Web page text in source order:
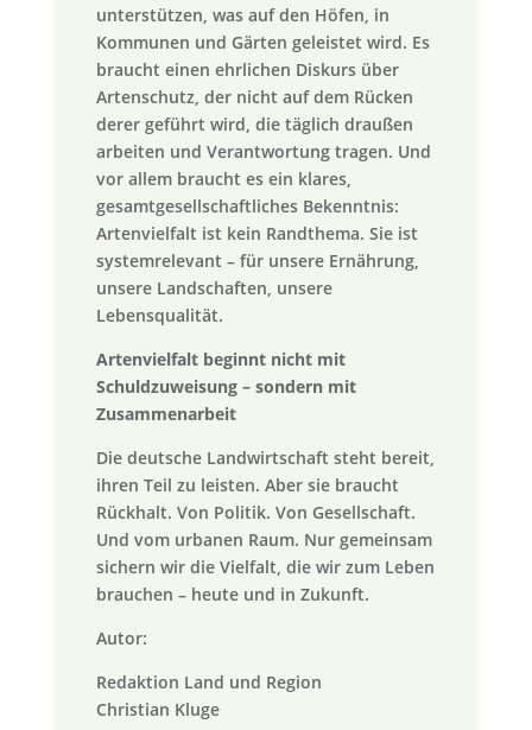
unterstützen, was auf den Höfen, in
Kommunen und Gärten geleistet wird. Es
braucht einen ehrlichen Diskurs über
Artenschutz, der nicht auf dem Rücken
derer geführt wird, die täglich draußen
arbeiten und Verantwortung tragen. Und
vor allem braucht es ein klares,
gesamtgesellschaftliches Bekenntnis:
Artenvielfalt ist kein Randthema. Sie ist
systemrelevant – für unsere Ernährung,
unsere Landschaften, unsere
Lebensqualität.
Artenvielfalt beginnt nicht mit
Schuldzuweisung – sondern mit
Zusammenarbeit
Die deutsche Landwirtschaft steht bereit,
ihren Teil zu leisten. Aber sie braucht
Rückhalt. Von Politik. Von Gesellschaft.
Und vom urbanen Raum. Nur gemeinsam
sichern wir die Vielfalt, die wir zum Leben
brauchen – heute und in Zukunft.
Autor:
Redaktion Land und Region
Christian Kluge